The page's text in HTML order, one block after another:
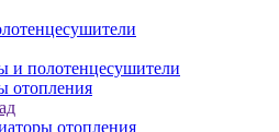
и полотенцесушители
отопления
отопления